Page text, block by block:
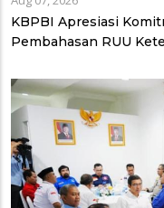
KBPBI Apresiasi
Pembahasan RUU